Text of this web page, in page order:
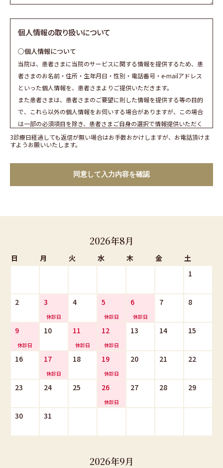
個人情報の取り扱いについて
○個人情報について
当院は、患者さまに当院のサービスに関する情報を提供するため、患
者さまのお名前・住所・生年月日・性別・電話番号・e-mailアドレス
といった個人情報を、患者さまよりご提供いただきます。
また患者さまは、患者さまのご要望に則した情報を提供する等の目的
で、これら以外の個人情報をお伺いする場合がありますが、この場合
は一部の必須項目を除き、患者さまご自身の選択で情報提供いただく
ものです。
への対応、その他患者さまへのご連絡に利用いたします。
また、第三者に漏洩、または外部から改変されることのないよう、厳
重なセキュリティ対策を実施しています。 当院は、当院ウェブサイト
の運営にかかる業務、または患者さまの個人情報の利用・管理等にか
扱いについて厳正に監督・管理いたします。
○個人情報の照会および訂正などについて
患者さまが、ご自身の個人情報の照会および編集（訂正、追加または
れば、適切に対応させていただきます。
手順
患者さまが、オプトアウト（その後の情報の受け取りの停止）を希望
される場合は、直接医院にお電話でご連絡いただければ、適切に対応
させていただきます。
○リマーケティングについて
GoogleによるCookieの使用を無効にできます（または、Network
3診療日経過しても返信が無い場合はお手数おかけしますが、お電話頂けま
すようお願いいたします。
2026年8月
日 月 火 水 木 金
土
1
2 3 4 5 6 7 8
9 10 11 12 13 14 15
16 17 18 19 20 21 22
23 24 25 26 27 28 29
30 31
2026年9月